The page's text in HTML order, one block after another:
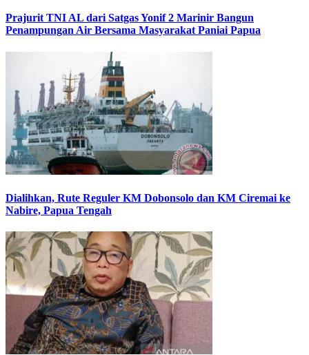
Prajurit TNI AL dari Satgas Yonif 2 Marinir Bangun
Penampungan Air Bersama Masyarakat Paniai Papua
Dialihkan, Rute Reguler KM Dobonsolo dan KM Ciremai ke
Nabire, Papua Tengah